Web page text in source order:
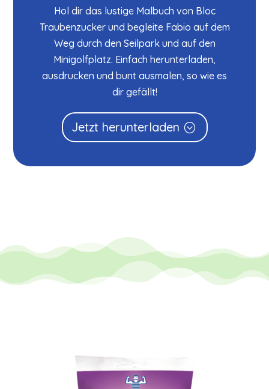
Hol dir das lustige Malbuch von Bloc
Traubenzucker und begleite Fabio auf dem
Weg durch den Seilpark und auf den
Minigolfplatz. Einfach herunterladen,
ausdrucken und bunt ausmalen, so wie es
dir gefällt!
Jetzt herunterladen